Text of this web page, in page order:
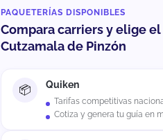
PAQUETERÍAS DISPONIBLES
Compara carriers y elige
Cutzamala de Pinzón
Quiken
Tarifas competitivas
Cotiza y genera tu guía en